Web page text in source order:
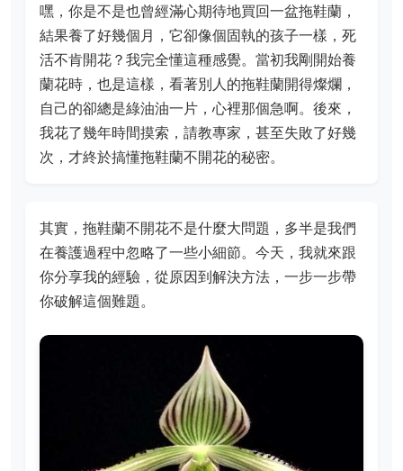
嘿，你是不是也曾經滿心期待地買回一盆拖鞋蘭，
結果養了好幾個月，它卻像個固執的孩子一樣，死
活不肯開花？我完全懂這種感覺。當初我剛開始養
蘭花時，也是這樣，看著別人的拖鞋蘭開得燦爛，
自己的卻總是綠油油一片，心裡那個急啊。後來，
我花了幾年時間摸索，請教專家，甚至失敗了好幾
次，才終於搞懂拖鞋蘭不開花的秘密。
其實，拖鞋蘭不開花不是什麼大問題，多半是我們
在養護過程中忽略了一些小細節。今天，我就來跟
你分享我的經驗，從原因到解決方法，一步一步帶
你破解這個難題。